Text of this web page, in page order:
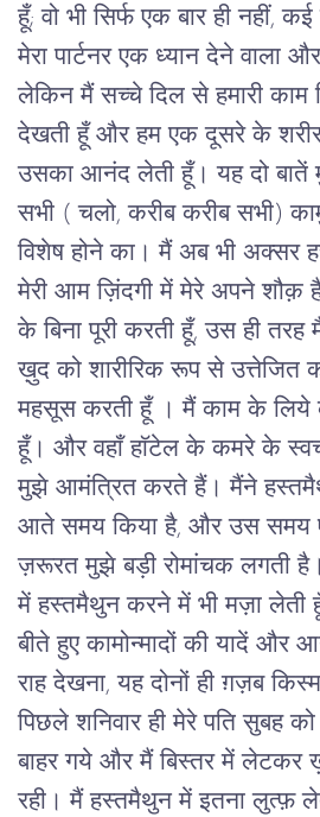
हूँ; वो भी सिर्फ एक बार ही नहीं,
मेरा पार्टनर एक ध्यान देने वाला
लेकिन मैं सच्चे दिल से हमारी काम
देखती हूँ और हम एक दूसरे के
उसका आनंद लेती हूँ। यह दो बातें
सभी ( चलो, करीब करीब सभी)
विशेष होने का। मैं अब भी अक्सर
मेरी आम ज़िंदगी में मेरे अपने शौक़
के बिना पूरी करती हूँ, उस ही
ख़ुद को शारीरिक रूप से उत्तेजित
महसूस करती हूँ । मैं काम के लिये
हूँ। और वहाँ हाॅटेल के कमरे के
मुझे आमंत्रित करते हैं। मैंने
आते समय किया है, और उस समय
ज़रूरत मुझे बड़ी रोमांचक लगती
में हस्तमैथुन करने में भी मज़ा लेती
बीते हुए कामोन्मादों की यादें और
राह देखना, यह दोनों ही ग़ज़ब
पिछले शनिवार ही मेरे पति सुबह
बाहर गये और मैं बिस्तर में लेटकर
रही। मैं हस्तमैथुन में इतना लुत्फ़